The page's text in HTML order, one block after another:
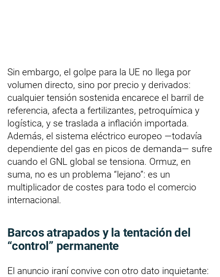
Sin embargo, el golpe para la UE no llega por
volumen directo, sino por precio y derivados:
cualquier tensión sostenida encarece el barril de
referencia, afecta a fertilizantes, petroquímica y
logística, y se traslada a inflación importada.
Además, el sistema eléctrico europeo —todavía
dependiente del gas en picos de demanda— sufre
cuando el GNL global se tensiona. Ormuz, en
suma, no es un problema “lejano”: es un
multiplicador de costes para todo el comercio
internacional.
Barcos atrapados y la tentación del
“control” permanente
El anuncio iraní convive con otro dato inquietante: